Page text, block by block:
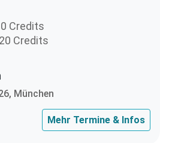
Credits
Credits
München
Mehr Termine & Infos